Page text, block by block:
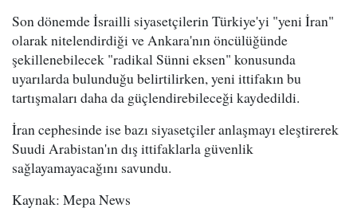
Son dönemde İsrailli siyasetçilerin Türkiye'yi "yeni İran"
olarak nitelendirdiği ve Ankara'nın öncülüğünde
şekillenebilecek "radikal Sünni eksen" konusunda
uyarılarda bulunduğu belirtilirken, yeni ittifakın bu
tartışmaları daha da güçlendirebileceği kaydedildi.
İran cephesinde ise bazı siyasetçiler anlaşmayı eleştirerek
Suudi Arabistan'ın dış ittifaklarla güvenlik
sağlayamayacağını savundu.
Kaynak: Mepa News